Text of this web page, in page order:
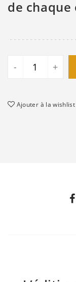
de chaque
- +
Ajouter à la wishlist